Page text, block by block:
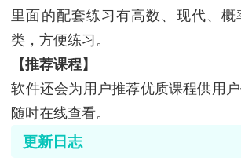
里面的配套练习有高数、现代、概
类，方便练习。
【推荐课程】
软件还会为用户推荐优质课程供用
随时在线查看。
更新日志